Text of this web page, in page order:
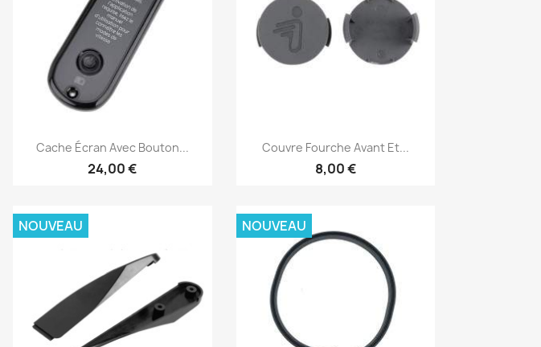
Aperçu rapide
Cache Écran Avec Bouton...
24,00 €
Aperçu rapide
Couvre Fourche Avant Et...
8,00 €
NOUVEAU NOUVEAU